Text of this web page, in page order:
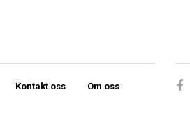
Kontakt oss Om oss